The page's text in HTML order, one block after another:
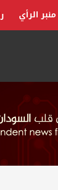
منبر الرأي